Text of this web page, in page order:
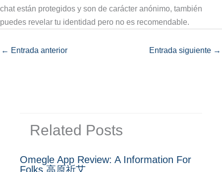
chat están protegidos y son de carácter anónimo, también
puedes revelar tu identidad pero no es recomendable.
← Entrada anterior Entrada siguiente →
Related Posts
Omegle App Review: A Information For
Folks 高原祈艾